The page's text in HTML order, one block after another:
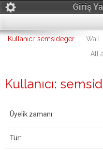
Giriş
Kullanıcı: semsideger Wall
All
Kullanıcı:
Üyelik zamanı:
Tür: